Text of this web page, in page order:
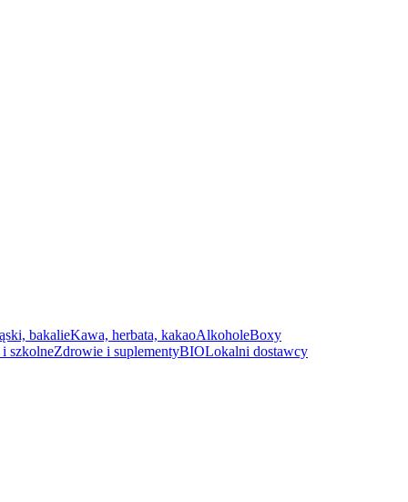
bakalieKawa, herbata, kakaoAlkoholeBoxy
szkolneZdrowie i suplementyBIOLokalni dostawcy